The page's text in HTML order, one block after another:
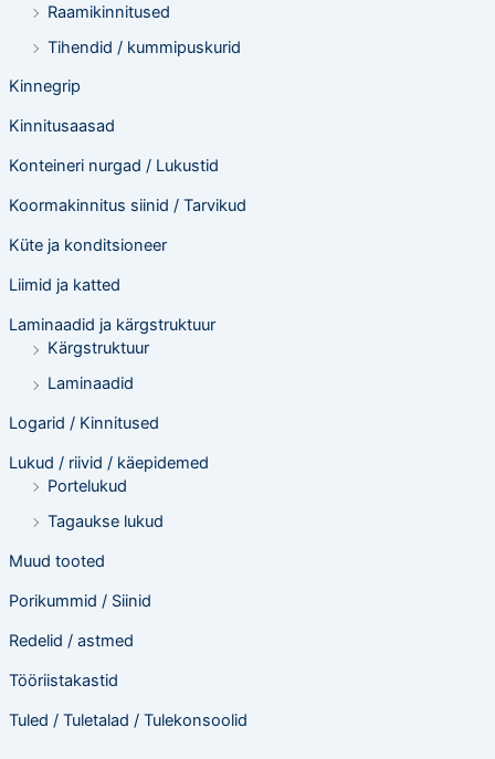
Raamikinnitused
Tihendid / kummipuskurid
Kinnegrip
Kinnitusaasad
Konteineri nurgad / Lukustid
Koormakinnitus siinid / Tarvikud
Küte ja konditsioneer
Liimid ja katted
Laminaadid ja kärgstruktuur
Kärgstruktuur
Laminaadid
Logarid / Kinnitused
Lukud / riivid / käepidemed
Portelukud
Tagaukse lukud
Muud tooted
Porikummid / Siinid
Redelid / astmed
Tööriistakastid
Tuled / Tuletalad / Tulekonsoolid